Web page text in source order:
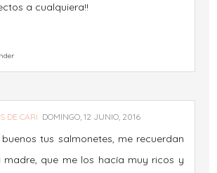
a cualquiera!!
DE CARI DOMINGO, 12 JUNIO, 2016
buenos tus salmonetes, me recuerdan
madre, que me los hacía muy ricos y